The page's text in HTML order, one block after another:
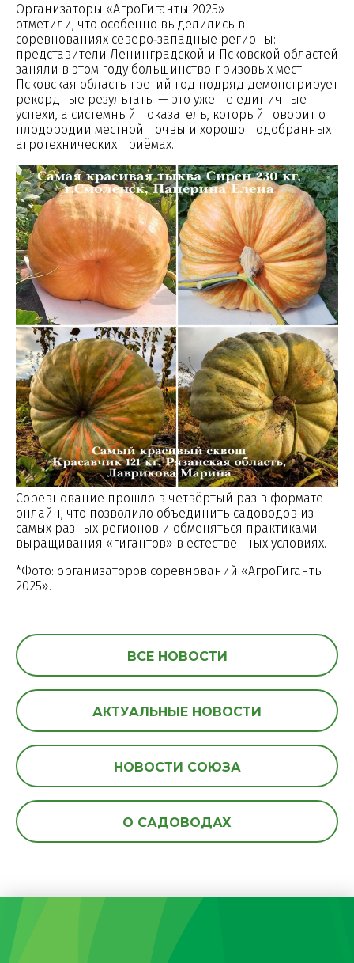
Организаторы «АгроГиганты 2025»
отметили, что особенно выделились в
соревнованиях северо‑западные регионы:
представители Ленинградской и Псковской областей
заняли в этом году большинство призовых мест.
Псковская область третий год подряд демонстрирует
рекордные результаты — это уже не единичные
успехи, а системный показатель, который говорит о
плодородии местной почвы и хорошо подобранных
агротехнических приёмах.
Соревнование прошло в четвёртый раз в формате
онлайн, что позволило объединить садоводов из
самых разных регионов и обменяться практиками
выращивания «гигантов» в естественных условиях.
*Фото: организаторов соревнований «АгроГиганты
2025».
ВСЕ НОВОСТИ
АКТУАЛЬНЫЕ НОВОСТИ
НОВОСТИ СОЮЗА
О САДОВОДАХ